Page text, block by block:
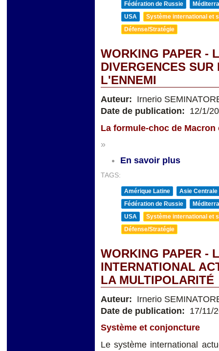
Fédération de Russie
USA
Système international et
Défense/Stratégie
WORKING PAPER -
DIVERGENCES
L'ENNEMI
Auteur: Irnerio
Date de publication: 12/1/
La formule-choc de Macron
»
En savoir plus
TAGS:
Amérique Latine
Asie Centrale
Fédération de Russie
USA
Système international et
Défense/Stratégie
WORKING PAPER -
INTERNATIONAL
LA MULTIPOLARITÉ
Auteur: Irnerio
Date de publication: 17/11/
Système et conjoncture
Le système international